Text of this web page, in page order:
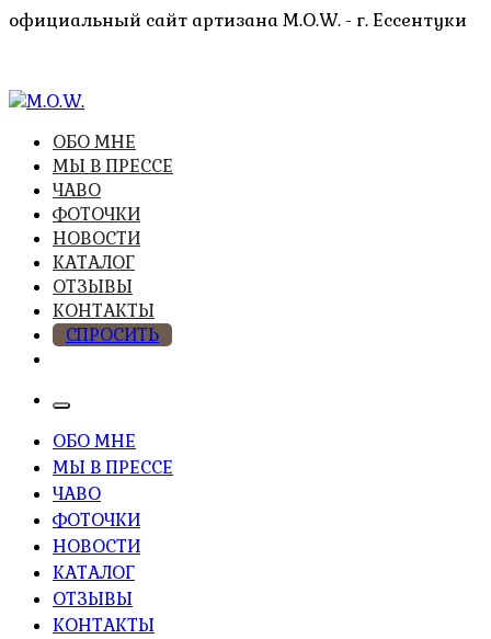
Перейти
официальный сайт артизана M.O.W. - г. Ессентуки
M.O.W.
высочайшее качество из натуральных компонентов
ОБО МНЕ
МЫ В ПРЕССЕ
ЧАВО
ФОТОЧКИ
НОВОСТИ
КАТАЛОГ
ОТЗЫВЫ
КОНТАКТЫ
СПРОСИТЬ
ОБО МНЕ
МЫ В ПРЕССЕ
ЧАВО
ФОТОЧКИ
НОВОСТИ
КАТАЛОГ
ОТЗЫВЫ
КОНТАКТЫ